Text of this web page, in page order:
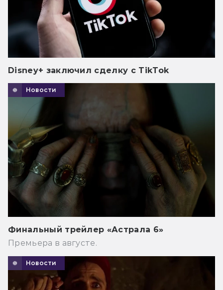
Disney+ заключил сделку с TikTok
Новости
Финальный трейлер «Астрала 6»
Премьера в августе.
Новости